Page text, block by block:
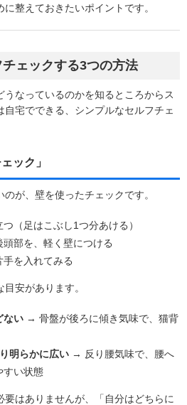
整えておきたいポイントです。
ェックする3つの方法
うなっているのかを知るところからス
自宅でできる、シンプルなセルフチェ
ック」
が、壁を使ったチェックです。
（足はこぶし1つ分あける）
部を、軽く壁につける
を入れてみる
安があります。
ない → 骨盤が後ろに傾き気味で、猫背
明らかに広い → 反り腰気味で、腰へ
すい状態
はありませんが、「自分はどちらに